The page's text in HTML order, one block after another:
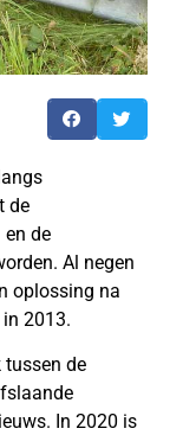
de
de
Al negen
oplossing na
2013.
tussen de
In 2020 is